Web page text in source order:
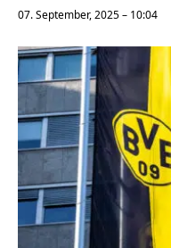
07. September, 2025 – 10:04